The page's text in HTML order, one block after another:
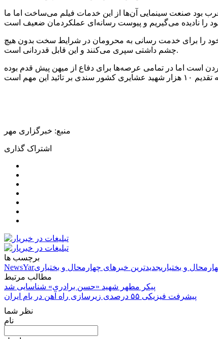
بود صنعت سینمایی آن‌ها از این خدمات فیلم می‌ساخت اما ما
خود را برای خدمت رسانی به محرومان در شرایط سخت بدون هیچ
چشم داشتی سپری می‌کنند و این قابل قدردانی است.
است اما در تمامی عرصه‌ها برای دفاع از میهن پیش قدم بوده
منبع: خبرگزاری مهر
اشتراک گذاری
برچسب ها
NewsYar
و بختیاریجدیدترین خبرهای چهارمحال و بختیاری
مطالب مرتبط
پیکر مطهر شهید «حسن برادری» شناسایی شد
پیشرفت فیزیکی ۵۵ درصدی زیرسازی راه آهن در بام ایران
نظر شما
نام